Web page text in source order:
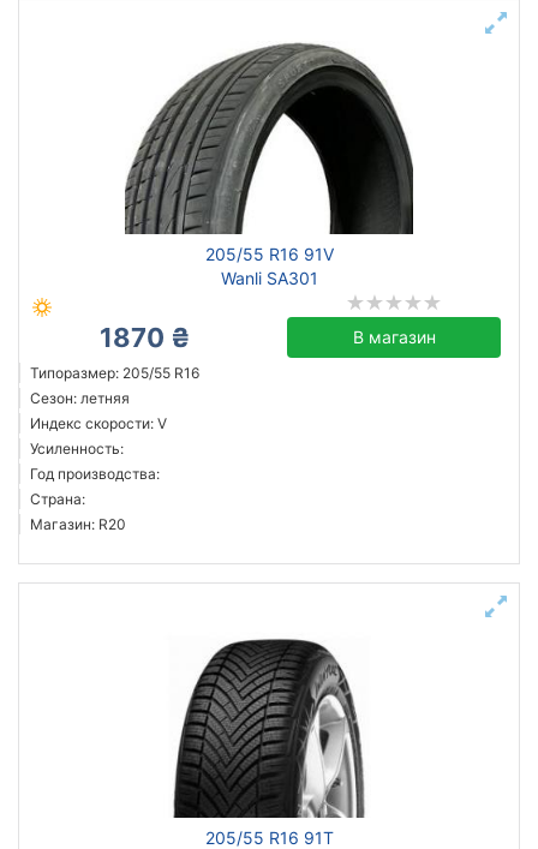
205/55 R16 91V
Wanli SA301
1870 ₴ В магазин
Типоразмер: 205/55 R16
Сезон: летняя
Индекс скорости: V
Усиленность:
Год производства:
Страна:
Магазин: R20
205/55 R16 91T